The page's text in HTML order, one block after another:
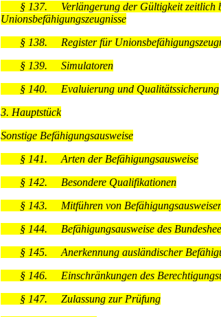
§ 137.
Verlängerung der Gültigkeit zeitlich
Unionsbefähigungszeugnisse
§ 138.
Register für
§ 139.
Simulatoren
§ 140.
Evaluierung und Qualitätssicherung
3. Hauptstück
Sonstige Befähigungsausweise
§ 141.
Arten der Befähigungsausweise
§ 142.
Besondere Qualifikationen
§ 143.
Mitführen von
§ 144.
Befähigungsausweise des
§ 145.
Anerkennung ausländischer
§ 146.
Einschränkungen des
§ 147.
Zulassung zur Prüfung